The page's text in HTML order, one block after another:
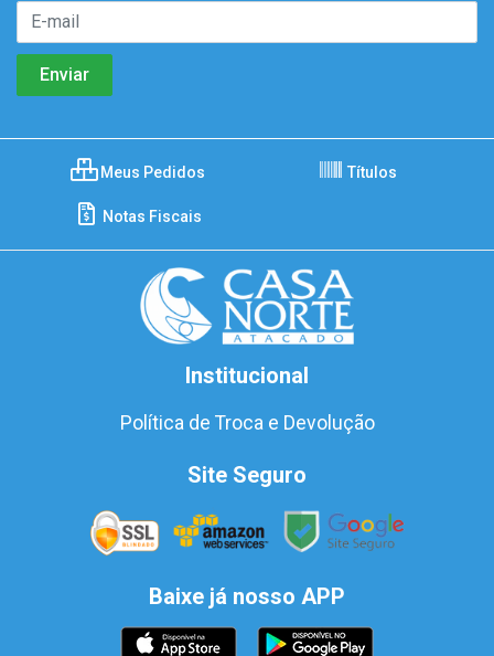
Meus Pedidos Títulos
Notas Fiscais
Institucional
Política de Troca e Devolução
Site Seguro
Baixe já nosso APP